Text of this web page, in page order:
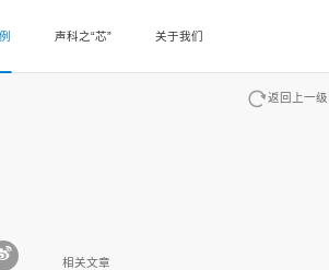
声科之“芯” 关于我们
返回上一级
相关文章